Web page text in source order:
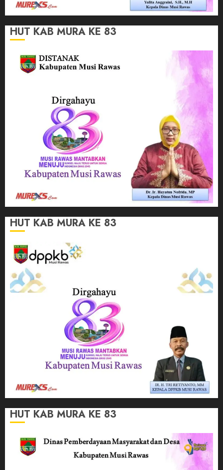
HUT KAB MURA KE 83
HUT KAB MURA KE 83
HUT KAB MURA KE 83